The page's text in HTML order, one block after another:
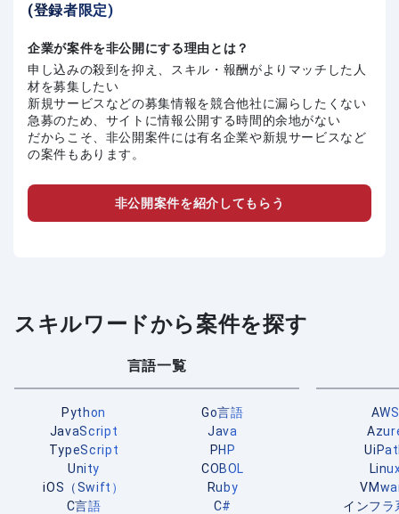
(登録者限定)
企業が案件を非公開にする理由とは？
申し込みの殺到を抑え、スキル・報酬がよりマッチした人
材を募集したい
新規サービスなどの募集情報を競合他社に漏らしたくない
急募のため、サイトに情報公開する時間的余地がない
だからこそ、非公開案件には有名企業や新規サービスなど
の案件もあります。
非公開案件を紹介してもらう
スキルワードから案件を探す
言語一覧
Python
Go言語
JavaScript
Java
TypeScript
PHP
Unity
COBOL
iOS（Swift）
Ruby
C言語
C#
AWS
インフラ